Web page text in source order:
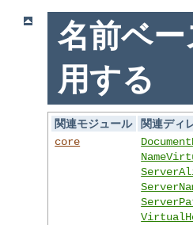
名前ベ
用する
関連モジュール
関連ディ
core